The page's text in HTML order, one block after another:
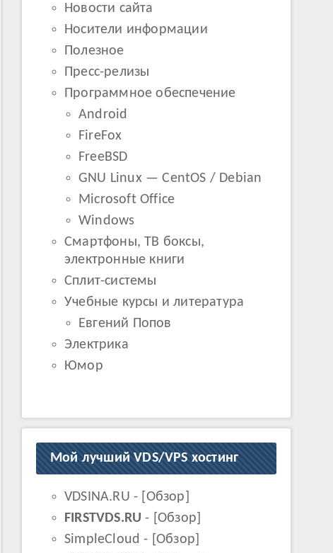
Новости сайта
Носители информации
Полезное
Пресс-релизы
Программное обеспечение
Android
FireFox
FreeBSD
GNU Linux — CentOS / Debian
Microsoft Office
Windows
Смартфоны, ТВ боксы,
электронные книги
Сплит-системы
Учебные курсы и литература
Евгений Попов
Электрика
Юмор
Мой лучший VDS/VPS хостинг
VDSINA.RU - [ Обзор
FIRSTVDS.RU - [Обзор
SimpleCloud - [Обзор